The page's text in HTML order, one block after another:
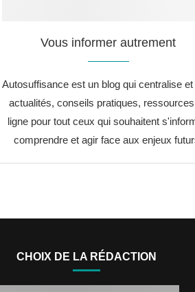
Vous informer autrement
Autosuffisance est un blog qui centralise et
actualités, conseils pratiques,
ligne pour tout ceux qui souhaitent
comprendre et agir face aux enjeux
CHOIX DE LA RÉDACTION